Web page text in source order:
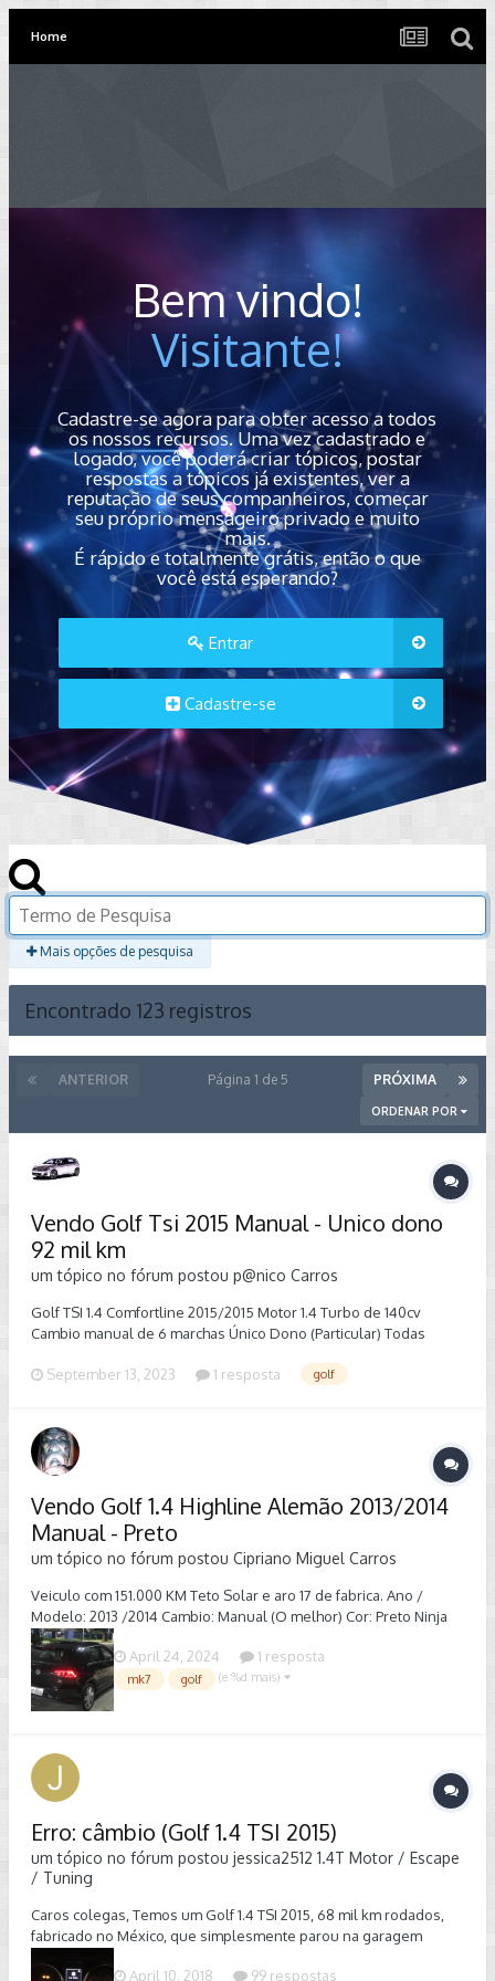
Home
Bem vindo!
Visitante!
Cadastre-se agora para obter acesso a todos
os nossos recursos. Uma vez cadastrado e
logado, você poderá criar tópicos, postar
respostas a tópicos já existentes, ver a
reputação de seus companheiros, começar
seu próprio mensageiro privado e muito
mais.
É rápido e totalmente grátis, então o que
você está esperando?
Entrar
Cadastre-se
Mais opções de pesquisa
Encontrado 123 registros
ANTERIOR PRÓXIMA
Página 1 de 5
ORDENAR POR
Vendo Golf Tsi 2015 Manual - Unico dono
92 mil km
um tópico no fórum postou p@nico Carros
Golf TSI 1.4 Comfortline 2015/2015 Motor 1.4 Turbo de 140cv
Cambio manual de 6 marchas Único Dono (Particular) Todas
retocado ou repintado Controles de tração e estabilidade
Carro com 92 mil km Pneus Michelin Estepe nunca rodou
➖➖➖➖➖➖➖➖➖➖➖➖➖ ➖ ➖➖ (16)991970018 Não aceito troca, não
deixo consignado. Somente para interessados reais
September 13, 2023 1 resposta golf
Vendo Golf 1.4 Highline Alemão 2013/2014
Manual - Preto
um tópico no fórum postou Cipriano Miguel Carros
Veiculo com 151.000 KM Teto Solar e aro 17 de fabrica. Ano /
Modelo: 2013 /2014 Cambio: Manual (O melhor) Cor: Preto Ninja
Único dono com todas as revisões feitas na VW Santos (Comeri)
Valor: R$ 82.990,00 Manual do proprietário
April 24, 2024 1 resposta
mk7 golf (e %d mais)
Erro: câmbio (Golf 1.4 TSI 2015)
um tópico no fórum postou jessica2512 1.4T Motor / Escape
/ Tuning
Caros colegas, Temos um Golf 1.4 TSI 2015, 68 mil km rodados,
fabricado no México, que simplesmente parou na garagem
manhã e no período da tarde já apresentava "Erro: câmbio" no
April 10, 2018 99 respostas